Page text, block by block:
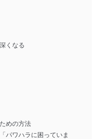
くなる
めの方法
パワハラに困っていま